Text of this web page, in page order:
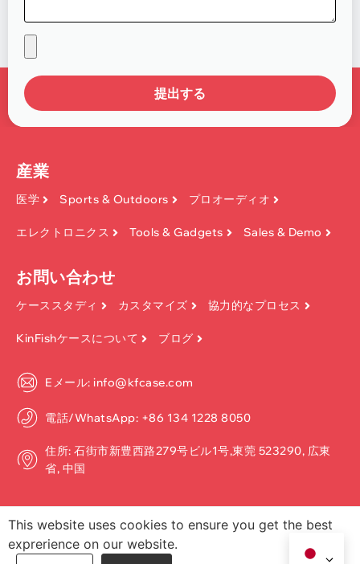
提出する
産業
医学 Sports & Outdoors プロオーディオ
エレクトロニクス Tools & Gadgets Sales & Demo
お問い合わせ
ケーススタディ カスタマイズ 協力的なプロセス
KinFishケースについて ブログ
Eメール: info@kfcase.com
電話/WhatsApp: +86 134 1228 8050
住所: 石街市新豊西路279号ビル1号,東莞 523290, 広東
省, 中国
著作権 ©2026, Dongguan Kinfish Technology Co.、Ltd. 無断転載を禁
This website uses cookies to ensure you get the best
exprerience on our website.